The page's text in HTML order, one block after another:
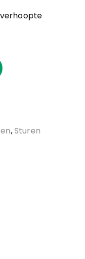
,Sturen